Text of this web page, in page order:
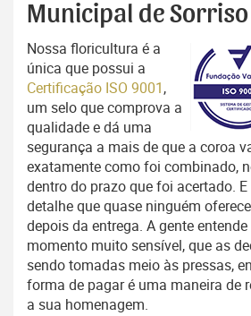
Municipal de Sorriso
Nossa floricultura é a
única que possui a
Certificação ISO 9001,
um selo que comprova a
qualidade e dá uma
segurança a mais de que a coroa
exatamente como foi combinado,
dentro do prazo que foi acertado.
detalhe que quase ninguém
depois da entrega. A gente
momento muito sensível, que as
sendo tomadas meio às pressas,
forma de pagar é uma maneira de
a sua homenagem.